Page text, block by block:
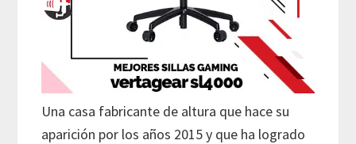
Una casa fabricante de altura que hace su
aparición por los años 2015 y que ha logrado